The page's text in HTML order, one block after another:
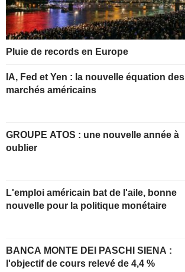
Pluie de records en Europe
IA, Fed et Yen : la nouvelle équation des
marchés américains
GROUPE ATOS : une nouvelle année à
oublier
L'emploi américain bat de l'aile, bonne
nouvelle pour la politique monétaire
BANCA MONTE DEI PASCHI SIENA :
l'objectif de cours relevé de 4,4 %